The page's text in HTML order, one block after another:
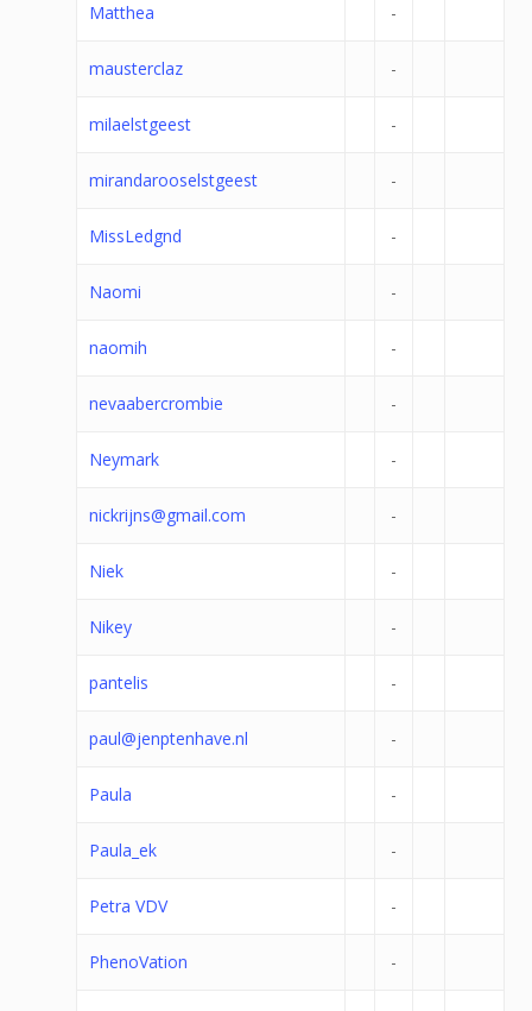
Matthea -
mausterclaz -
milaelstgeest -
mirandarooselstgeest -
MissLedgnd -
Naomi -
naomih -
nevaabercrombie -
Neymark -
nickrijns@gmail.com -
Niek -
Nikey -
pantelis -
paul@jenptenhave.nl -
Paula -
Paula_ek -
Petra VDV -
PhenoVation -